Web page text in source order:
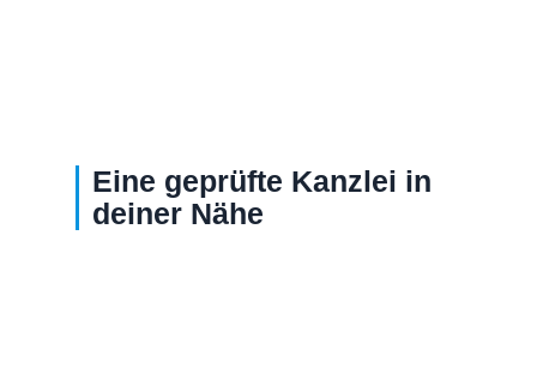
Eine geprüfte Kanzlei in
deiner Nähe